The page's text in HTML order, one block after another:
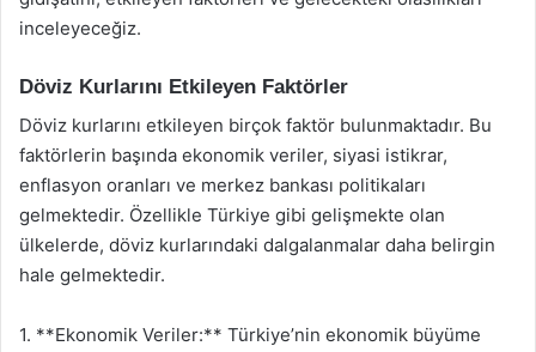
inceleyeceğiz.
Döviz Kurlarını Etkileyen Faktörler
Döviz kurlarını etkileyen birçok faktör bulunmaktadır. Bu
faktörlerin başında ekonomik veriler, siyasi istikrar,
enflasyon oranları ve merkez bankası politikaları
gelmektedir. Özellikle Türkiye gibi gelişmekte olan
ülkelerde, döviz kurlarındaki dalgalanmalar daha belirgin
hale gelmektedir.
1. **Ekonomik Veriler:** Türkiye’nin ekonomik büyüme